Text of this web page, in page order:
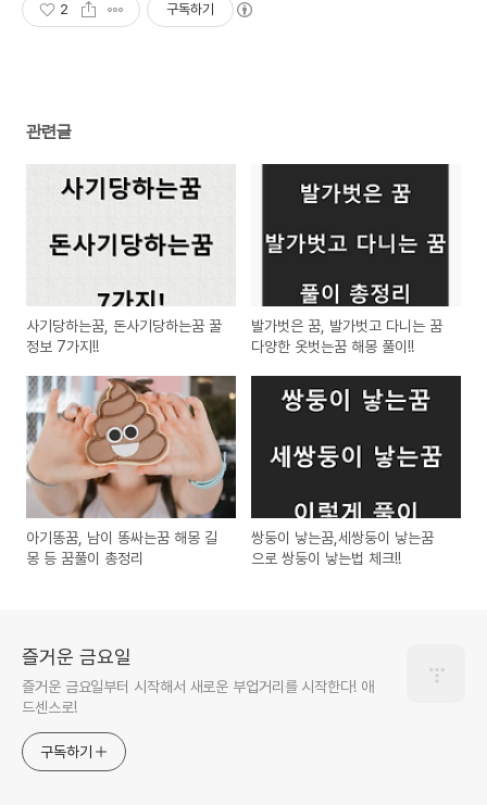
2 구독하기
관련글
사기당하는꿈, 돈사기당하는꿈 꿀
정보 7가지!!
발가벗은 꿈, 발가벗고 다니는 꿈
다양한 옷벗는꿈 해몽 풀이!!
아기똥꿈, 남이 똥싸는꿈 해몽 길
몽 등 꿈풀이 총정리
쌍둥이 낳는꿈,세쌍둥이 낳는꿈
으로 쌍둥이 낳는법 체크!!
즐거운 금요일
즐거운 금요일부터 시작해서 새로운 부업거리를 시작한다! 애
드센스로!
구독하기